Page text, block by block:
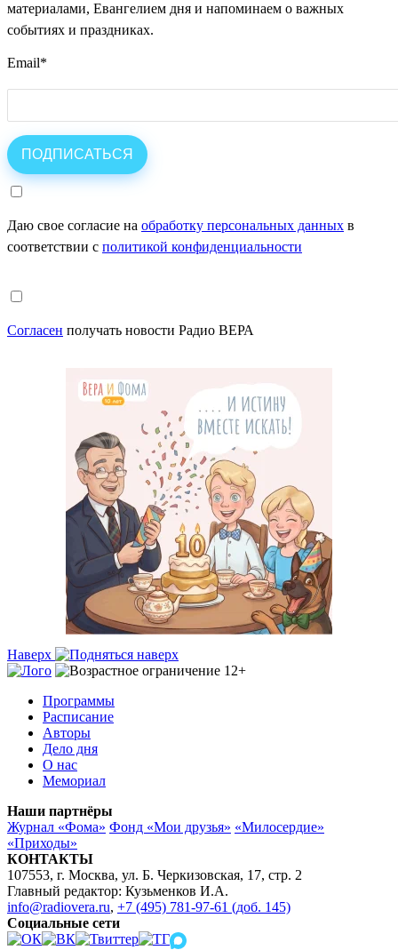
материалами, Евангелием дня и напоминаем о важных
событиях и праздниках.
Email*
Даю свое согласие на обработку персональных данных в
соответствии с политикой конфиденциальности
Согласен получать новости Радио ВЕРА
Наверх
Программы
Расписание
Авторы
Дело дня
О нас
Мемориал
Наши партнёры
Журнал «Фома» Фонд «Мои друзья» «Милосердие»
«Приходы»
КОНТАКТЫ
107553, г. Москва, ул. Б. Черкизовская, 17, стр. 2
Главный редактор: Кузьменков И.А.
info@radiovera.ru, +7 (495) 781-97-61 (доб. 145)
Социальные сети